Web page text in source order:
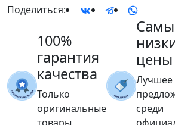
Поделиться:
100%
гарантия
качества
Только
оригинальные
цены
Лучшее
среди